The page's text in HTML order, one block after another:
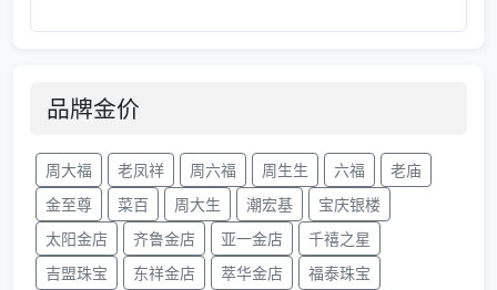
品牌金价
周大福 老凤祥 周六福 周生生 六福
老庙
金至尊
菜百 周大生 潮宏基
宝庆银楼
太阳金店
齐鲁金店 亚一金店
千禧之星
吉盟珠宝
东祥金店 萃华金店
福泰珠宝